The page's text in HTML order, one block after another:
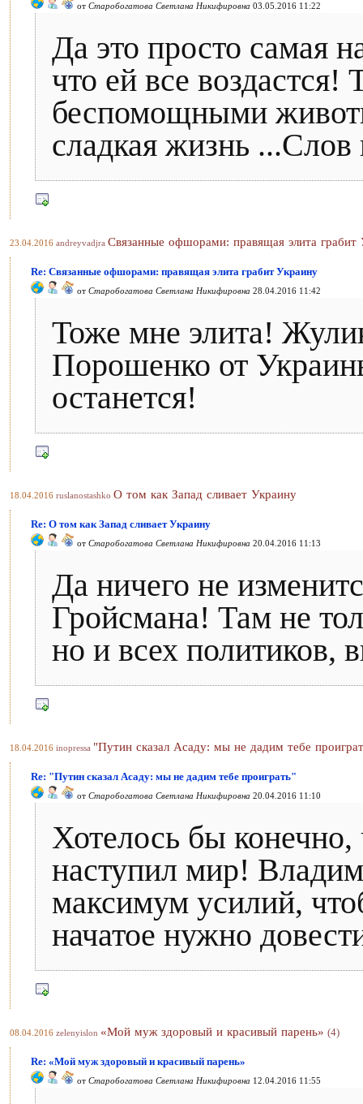
от Старобогатова Светлана Никифировна 03.05.2016 11:22
Да это просто самая
что ей все воздастся!
беспомощными
сладкая жизнь ...Слов
23.04.2016 andreyvadjra Связанные офшорами: правящая элита грабит
Re: Связанные офшорами: правящая элита грабит Украину
от Старобогатова Светлана Никифировна 28.04.2016 11:42
Тоже мне элита!
Порошенко от
останется!
18.04.2016 ruslanostashko О том как Запад сливает Украину
Re: О том как Запад сливает Украину
от Старобогатова Светлана Никифировна 20.04.2016 11:13
Да ничего не
Гройсмана! Там не
но и всех политиков,
18.04.2016 inopressa "Путин сказал Асаду: мы не дадим тебе
Re: "Путин сказал Асаду: мы не дадим тебе проиграть"
от Старобогатова Светлана Никифировна 20.04.2016 11:10
Хотелось бы
наступил мир!
максимум усилий,
начатое нужно
08.04.2016 zelenyislon «Мой муж здоровый и красивый парень» (4)
Re: «Мой муж здоровый и красивый парень»
от Старобогатова Светлана Никифировна 12.04.2016 11:55